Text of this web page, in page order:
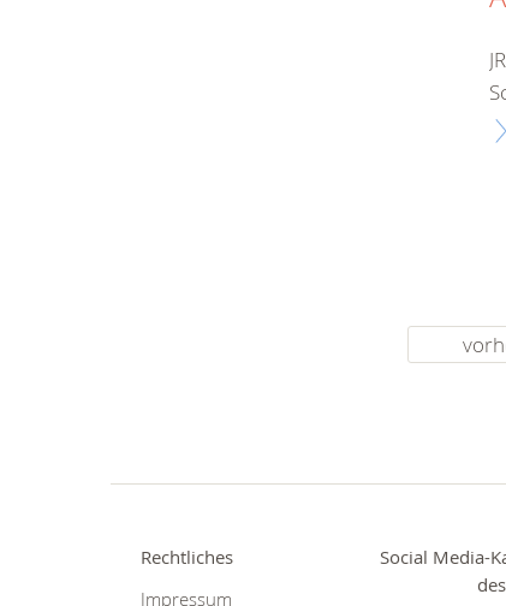
Rechtliches
Impressum
Social Media-